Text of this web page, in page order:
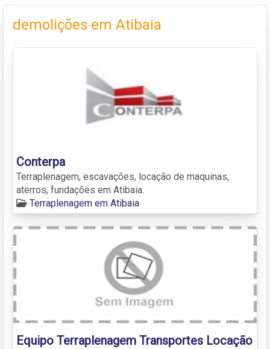
demolições em Atibaia
Conterpa
Terraplenagem, escavações, locação de maquinas,
aterros, fundações em Atibaia.
Terraplenagem em Atibaia
Equipo Terraplenagem Transportes Locação